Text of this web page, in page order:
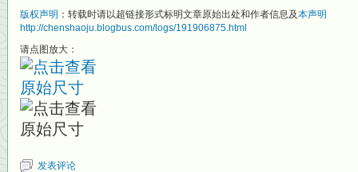
版权声明 ：转载时请以超链接形式标明文章原始出处和作者信息及本声明
http://chenshaoju.blogbus.com/logs/191906875.html
请点图放大：
发表评论